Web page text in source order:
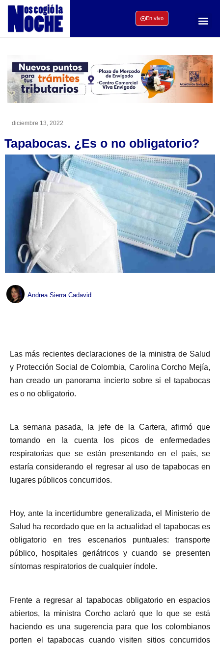
En vivo
diciembre 13, 2022
Tapabocas. ¿Es o no obligatorio?
Andrea Sierra Cadavid
Las más recientes declaraciones de la ministra de Salud
y Protección Social de Colombia, Carolina Corcho Mejía,
han creado un panorama incierto sobre si el tapabocas
es o no obligatorio.
La semana pasada, la jefe de la Cartera, afirmó que
tomando en la cuenta los picos de enfermedades
respiratorias que se están presentando en el país, se
estaría considerando el regresar al uso de tapabocas en
lugares públicos concurridos.
Hoy, ante la incertidumbre generalizada, el Ministerio de
Salud ha recordado que en la actualidad el tapabocas es
obligatorio en tres escenarios puntuales: transporte
público, hospitales geriátricos y cuando se presenten
síntomas respiratorios de cualquier índole.
Frente a regresar al tapabocas obligatorio en espacios
abiertos, la ministra Corcho aclaró que lo que se está
haciendo es una sugerencia para que los colombianos
porten el tapabocas cuando visiten sitios concurridos